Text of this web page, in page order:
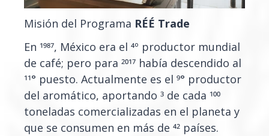
Misión del Programa RÉÉ Trade
En 1987, México era el 4º productor mundial
de café; pero para 2017 había descendido al
11° puesto. Actualmente es el 9° productor
del aromático, aportando 3 de cada 100
toneladas comercializadas en el planeta y
que se consumen en más de 42 países.